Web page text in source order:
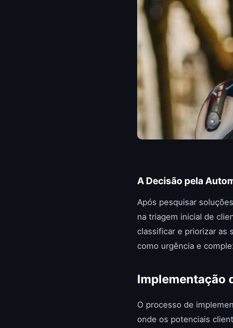
A Decisão pela
Após pesquisar
na triagem inicial de
classificar e priorizar as
como urgência e
Implementação
O processo de
onde os potenciais